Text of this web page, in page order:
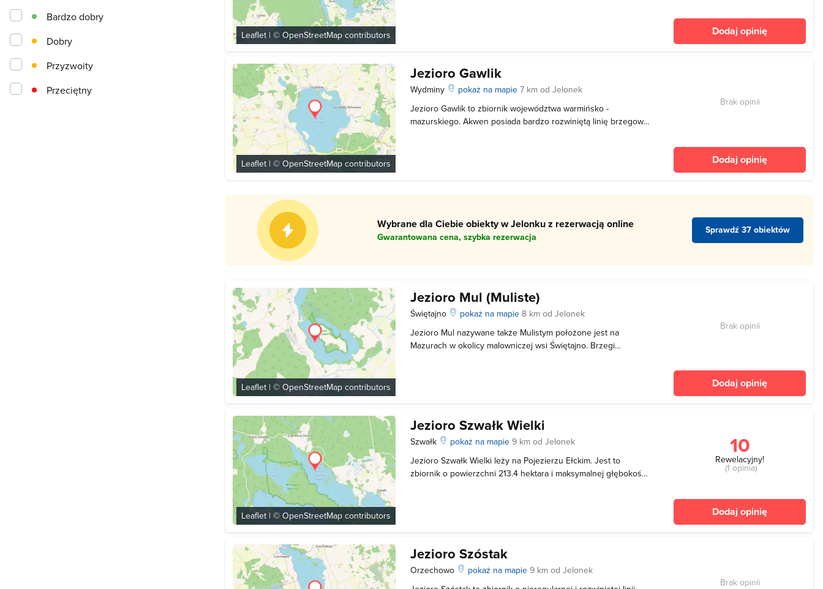
Leaflet | ©OpenStreetMap contributors Dodaj opinię
Leaflet | ©OpenStreetMap contributors
Jezioro Gawlik
Wydminy pokaż na mapie7 km od Jelonek
Jezioro Gawlik to zbiornik województwa warmińsko -
mazurskiego. Akwen posiada bardzo rozwiniętą linię brzegową
Brak opinii
Dodaj opinię
Wybrane dla Ciebie obiekty w Jelonku z rezerwacją online
Gwarantowana cena, szybka rezerwacja
Sprawdź 37 obiektów
Leaflet | ©OpenStreetMap contributors
Jezioro Mul (Muliste)
Świętajno pokaż na mapie8 km od Jelonek
Jezioro Mul nazywane także Mulistym położone jest na
Mazurach w okolicy malowniczej wsi Świętajno. Brzegi
Brak opinii
Dodaj opinię
Leaflet | ©OpenStreetMap contributors
Jezioro Szwałk Wielki
Szwałk pokaż na mapie9 km od Jelonek
Jezioro Szwałk Wielki leży na Pojezierzu Ełckim. Jest to
zbiornik o powierzchni 213.4 hektara i maksymalnej głębokości
10
Rewelacyjny!
(1 opinia)
Dodaj opinię
Jezioro Szóstak
Orzechowo pokaż na mapie9 km od Jelonek
Brak opinii
Przeciętny
Przyzwoity
Dobry
Bardzo dobry